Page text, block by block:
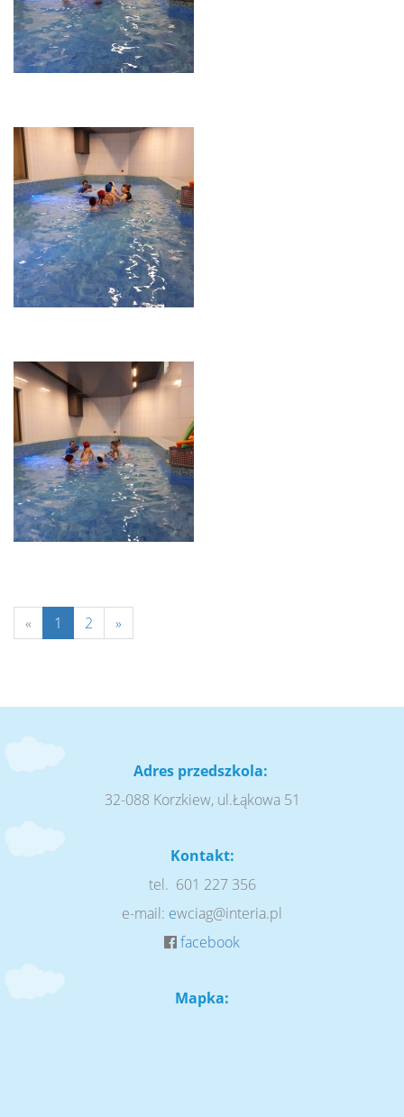
« 1 2 »
Adres przedszkola:
32-088 Korzkiew, ul.Łąkowa 51
Kontakt:
tel. 601 227 356
e-mail: ewciag@interia.pl
facebook
Mapka: